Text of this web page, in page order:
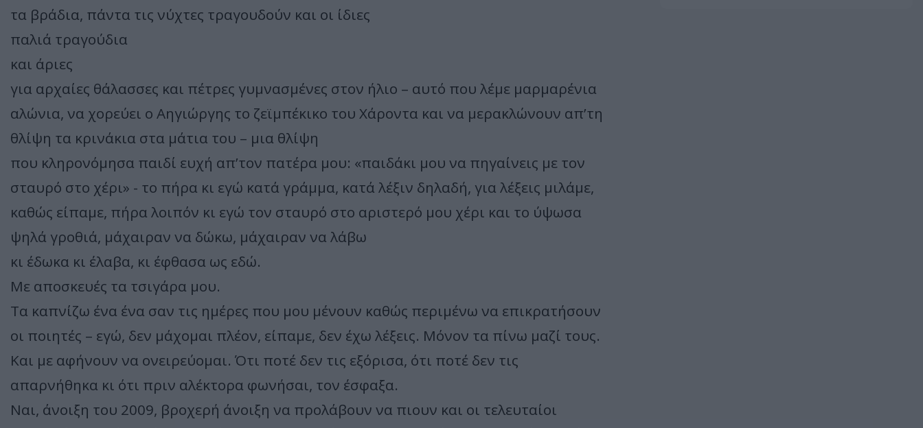
τα βράδια, πάντα τις νύχτες τραγουδούν και οι ίδιες
παλιά τραγούδια
και άριες
για αρχαίες θάλασσες και πέτρες γυμνασμένες στον ήλιο – αυτό που λέμε μαρμαρένια
αλώνια, να χορεύει ο Αηγιώργης το ζεϊμπέκικο του Χάροντα και να μερακλώνουν απ’τη
θλίψη τα κρινάκια στα μάτια του – μια θλίψη
που κληρονόμησα παιδί ευχή απ’τον πατέρα μου: «παιδάκι μου να πηγαίνεις με τον
σταυρό στο χέρι» - το πήρα κι εγώ κατά γράμμα, κατά λέξιν δηλαδή, για λέξεις μιλάμε,
καθώς είπαμε, πήρα λοιπόν κι εγώ τον σταυρό στο αριστερό μου χέρι και το ύψωσα
ψηλά γροθιά, μάχαιραν να δώκω, μάχαιραν να λάβω
κι έδωκα κι έλαβα, κι έφθασα ως εδώ.
Με αποσκευές τα τσιγάρα μου.
Τα καπνίζω ένα ένα σαν τις ημέρες που μου μένουν καθώς περιμένω να επικρατήσουν
οι ποιητές – εγώ, δεν μάχομαι πλέον, είπαμε, δεν έχω λέξεις. Μόνον τα πίνω μαζί τους.
Και με αφήνουν να ονειρεύομαι. Ότι ποτέ δεν τις εξόρισα, ότι ποτέ δεν τις
απαρνήθηκα κι ότι πριν αλέκτορα φωνήσαι, τον έσφαξα.
Ναι, άνοιξη του 2009, βροχερή άνοιξη να προλάβουν να πιουν και οι τελευταίοι